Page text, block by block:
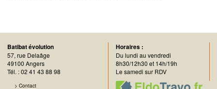
Batibat évolution
57, rue Delaâge
49100 Angers
Tél. :02 41 43 88 98
Horaires :
Du lundi au vendredi
8h30/12h30 et 14h/19h
Le samedi sur RDV
> Contact